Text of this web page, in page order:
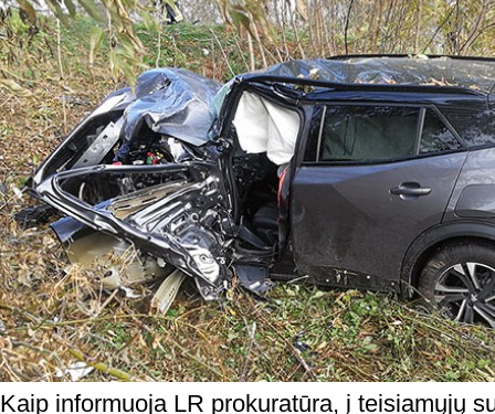
Kaip informuoja LR prokuratūra, į teisiamųjų